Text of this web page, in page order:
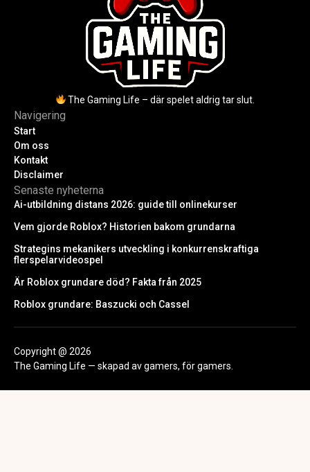
The Gaming Life – där spelet aldrig tar slut.
Navigering
Start
Om oss
Kontakt
Disclaimer
Senaste nyheterna
Ai-utbildning distans 2026: guide till onlinekurser
Vem gjorde Roblox? Historien bakom grundarna
Strategins mekanikers utveckling i konkurrenskraftiga
flerspelarvideospel
Är Roblox grundare död? Fakta från 2025
Roblox grundare: Baszucki och Cassel
Copyright @ 2026
The Gaming Life — skapad av gamers, för gamers.